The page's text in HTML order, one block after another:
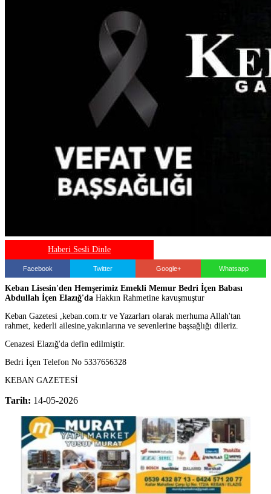
Haberi Sesli Dinle
Facebook Twitter Google+ Whatsapp
Keban Lisesin'den Hemşerimiz Emekli Memur Bedri İçen Babası
Abdullah İçen Elazığ'da Hakkın Rahmetine kavuşmuştur
Keban Gazetesi ,keban.com.tr ve Yazarları olarak merhuma Allah'tan
rahmet, kederli ailesine,yakınlarına ve sevenlerine başsağlığı dileriz.
Cenazesi Elazığ'da defin edilmiştir.
Bedri İçen Telefon No 5337656328
KEBAN GAZETESİ
Tarih: 14-05-2026